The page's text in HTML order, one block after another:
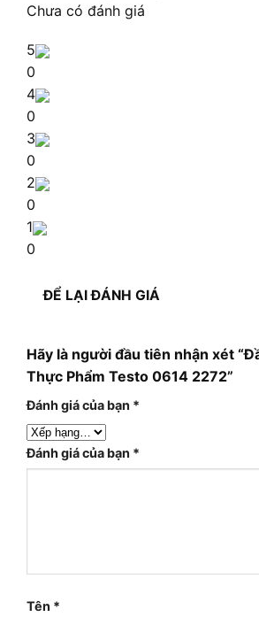
Chưa có đánh giá
5
0
4
0
3
0
2
0
1
0
ĐỂ LẠI ĐÁNH GIÁ
Hãy là người đầu tiên nhận xét
Thực Phẩm Testo 0614 2272”
Đánh giá của bạn *
Đánh giá của bạn *
Tên *